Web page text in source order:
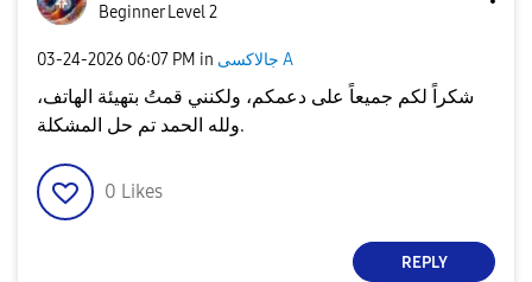
Beginner Level 2
‎03-24-2026 06:07 PM in جالاكسى A
شكراً لكم جميعاً على دعمكم، ولكنني قمتُ بتهيئة الهاتف،
ولله الحمد تم حل المشكلة.
0 Likes
REPLY